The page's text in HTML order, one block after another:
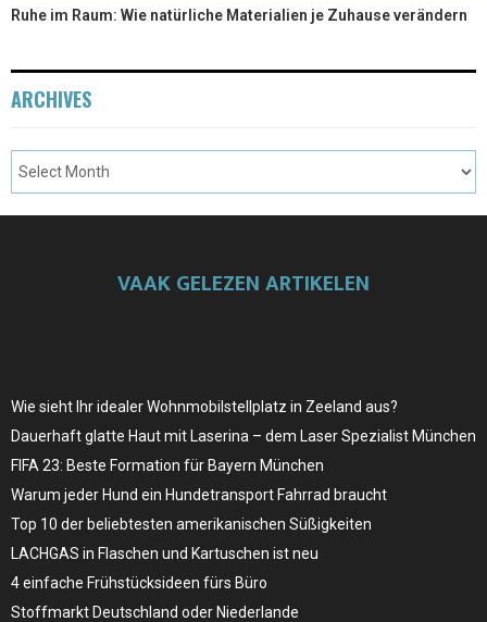
Ruhe im Raum: Wie natürliche Materialien je Zuhause verändern
ARCHIVES
VAAK GELEZEN ARTIKELEN
Wie sieht Ihr idealer Wohnmobilstellplatz in Zeeland aus?
Dauerhaft glatte Haut mit Laserina – dem Laser Spezialist München
FIFA 23: Beste Formation für Bayern München
Warum jeder Hund ein Hundetransport Fahrrad braucht
Top 10 der beliebtesten amerikanischen Süßigkeiten
LACHGAS in Flaschen und Kartuschen ist neu
4 einfache Frühstücksideen fürs Büro
Stoffmarkt Deutschland oder Niederlande